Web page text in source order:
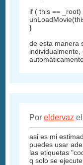
if ( this == _root)
}
de esta manera
Poreldervaz
asi es mi
puedes usar
las etiquetas
q solo se